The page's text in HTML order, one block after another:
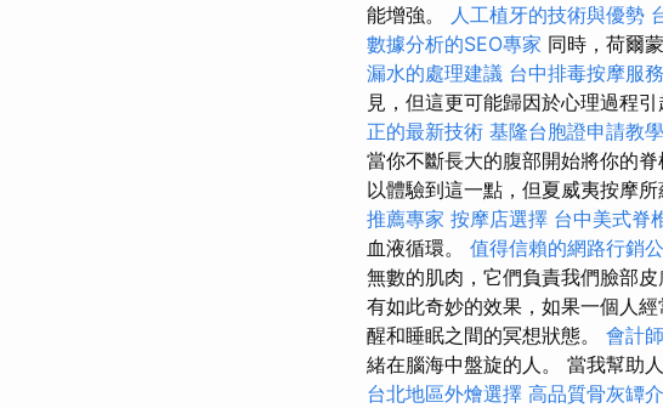
能增強。
人工植牙的技術與優勢
數據分析的SEO專家 同時，荷爾
漏水的處理建議 台中排毒按摩服
見，但這更可能歸因於心理過程引
正的最新技術 基隆台胞證申請教學
當你不斷長大的腹部開始將你的
以體驗到這一點，但夏威夷按摩
推薦專家 按摩店選擇 台中美式脊
血液循環。 值得信賴的網路行銷
無數的肌肉，它們負責我們臉部皮
有如此奇妙的效果，如果一個人
醒和睡眠之間的冥想狀態。 會計
緒在腦海中盤旋的人。 當我幫助
台北地區外燴選擇 高品質骨灰罈